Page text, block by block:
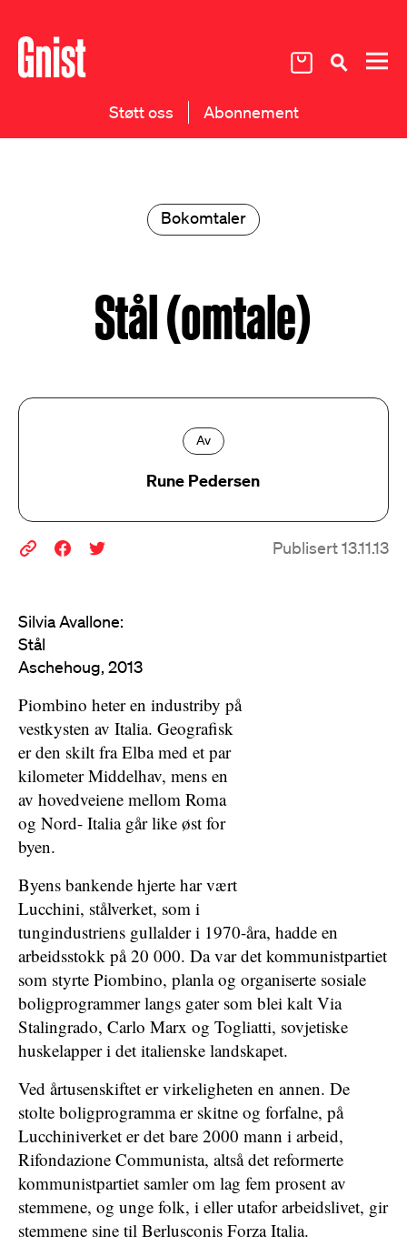
Støtt oss Abonnement
Bokomtaler
Stål (omtale)
Av
Rune Pedersen
Publisert 13.11.13
Silvia Avallone:
Stål
Aschehoug, 2013
Piombino heter en industriby på
vestkysten av Italia. Geografisk
er den skilt fra Elba med et par
kilometer Middelhav, mens en
av hovedveiene mellom Roma
og Nord- Italia går like øst for
byen.
Byens bankende hjerte har vært
Lucchini, stålverket, som i
tungindustriens gullalder i 1970-åra, hadde en
arbeidsstokk på 20 000. Da var det kommunistpartiet
som styrte Piombino, planla og organiserte sosiale
boligprogrammer langs gater som blei kalt Via
Stalingrado, Carlo Marx og Togliatti, sovjetiske
huskelapper i det italienske landskapet.
Ved årtusenskiftet er virkeligheten en annen. De
stolte boligprogramma er skitne og forfalne, på
Lucchiniverket er det bare 2000 mann i arbeid,
Rifondazione Communista, altså det reformerte
kommunistpartiet samler om lag fem prosent av
stemmene, og unge folk, i eller utafor arbeidslivet, gir
stemmene sine til Berlusconis Forza Italia.